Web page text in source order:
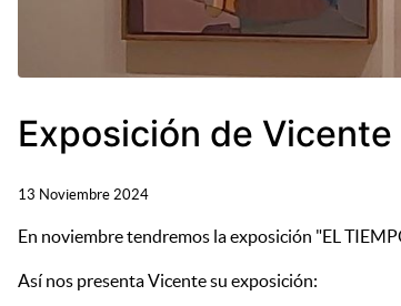
Exposición de
13 Noviembre 2024
En noviembre tendremos la exposición "EL
Así nos presenta Vicente su exposición: